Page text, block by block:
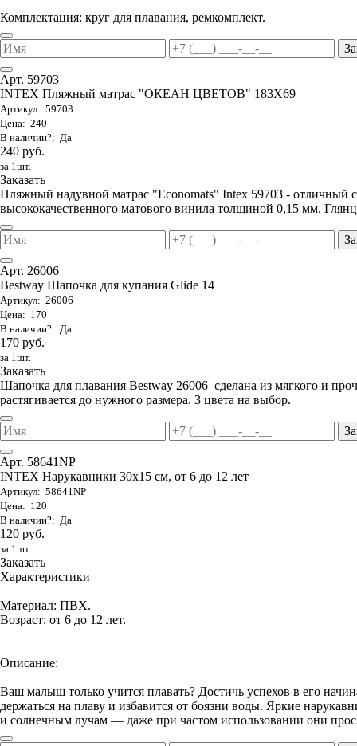
Комплектация: круг для плавания, ремкомплект.
Арт. 59703
INTEX Пляжный матрас "ОКЕАН ЦВЕТОВ" 183Х69
Артикул: 59703
Цена: 240
В наличии?: Да
240 руб.
за 1шт.
Заказать
Пляжный надувной матрас "Economats" Intex 59703 - отличный
высококачественного матового винила толщиной 0,15 мм.
Арт. 26006
Bestway Шапочка для купания Glide 14+
Артикул: 26006
Цена: 170
В наличии?: Да
170 руб.
за 1шт.
Заказать
Шапочка для плавания Bestway 26006 сделана из мягкого и
растягивается до нужного размера. 3 цвета на выбор.
Арт. 58641NP
INTEX Нарукавники 30х15 см, от 6 до 12 лет
Артикул: 58641NP
Цена: 120
В наличии?: Да
120 руб.
за 1шт.
Заказать
Характеристики
Материал: ПВХ.
Возраст: от 6 до 12 лет.
Описание:
Ваш малыш только учится плавать? Достичь успехов в его
держаться на плаву и избавится от боязни воды. Яркие
и солнечным лучам — даже при частом использовании они